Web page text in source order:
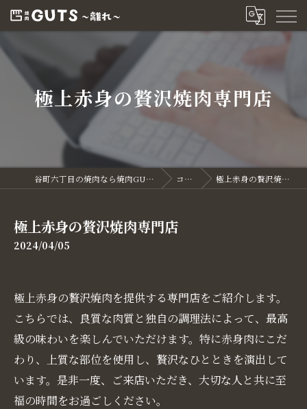
極上赤身の贅沢焼肉専門店
谷町六丁目の焼肉なら焼肉GUTS～離れ～ コラム 極上赤身の贅沢焼肉専門店
極上赤身の贅沢焼肉専門店
2024/04/05
極上赤身の贅沢焼肉を提供する専門店をご紹介します。
こちらでは、良質な肉質と独自の調理法によって、最高
級の味わいを楽しんでいただけます。特に赤身肉にこだ
わり、上質な部位を使用し、贅沢なひとときを演出して
います。是非一度、ご来店いただき、大切な人と共に至
福の時間をお過ごしください。